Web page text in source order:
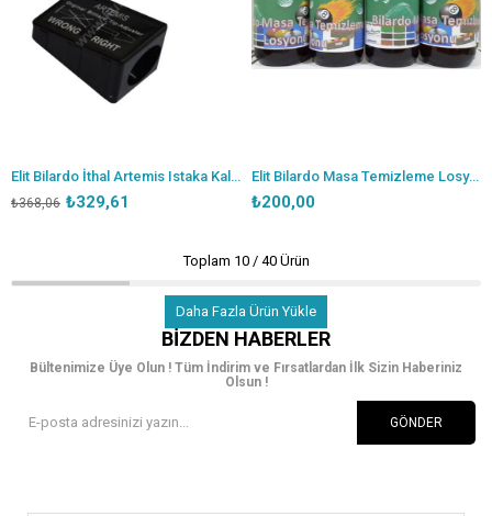
Elit Bilardo İthal Artemis Istaka Kalemtraş Aparatı
₺329,61
₺368,06
Elit Bilardo Masa Temizleme Losyonu
₺200,00
Toplam 10/ 40Ürün
Daha Fazla Ürün Yükle
BIZDEN HABERLER
Bültenimize Üye Olun ! Tüm İndirim ve Fırsatlardan İlk Sizin Haberiniz
Olsun !
GÖNDER